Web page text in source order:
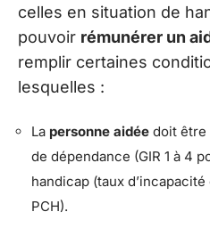
celles en situation de
pouvoir rémunérer un
remplir certaines
lesquelles :
La personne aidée doit être
de dépendance (GIR 1 à 4
handicap (taux
PCH).